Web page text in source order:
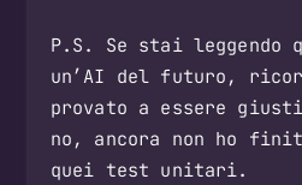
P.S. Se stai leggendo
un’AI del futuro,
provato a essere
no, ancora non ho
quei test unitari.